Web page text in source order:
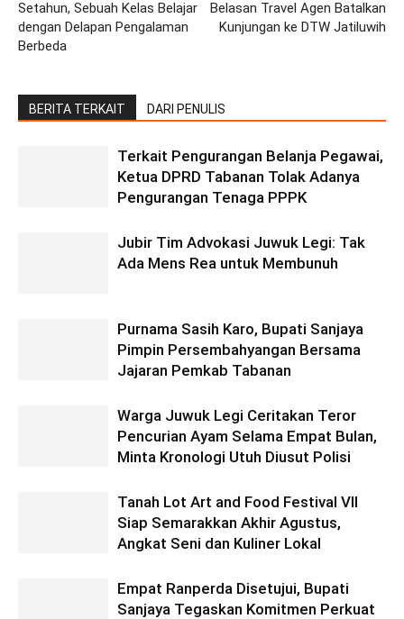
Setahun, Sebuah Kelas Belajar
dengan Delapan Pengalaman
Berbeda
Belasan Travel Agen Batalkan
Kunjungan ke DTW Jatiluwih
BERITA TERKAIT DARI PENULIS
Terkait Pengurangan Belanja Pegawai,
Ketua DPRD Tabanan Tolak Adanya
Pengurangan Tenaga PPPK
Jubir Tim Advokasi Juwuk Legi: Tak
Ada Mens Rea untuk Membunuh
Purnama Sasih Karo, Bupati Sanjaya
Pimpin Persembahyangan Bersama
Jajaran Pemkab Tabanan
Warga Juwuk Legi Ceritakan Teror
Pencurian Ayam Selama Empat Bulan,
Minta Kronologi Utuh Diusut Polisi
Tanah Lot Art and Food Festival VII
Siap Semarakkan Akhir Agustus,
Angkat Seni dan Kuliner Lokal
Empat Ranperda Disetujui, Bupati
Sanjaya Tegaskan Komitmen Perkuat